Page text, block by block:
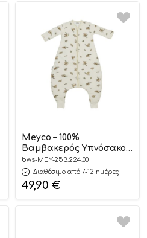
Meyco – 100%
Βαμβακερός Υπνόσακος
με Ποδαράκια και
Μανίκια Robin 92-104cm
bws-MEY-253.224.00
Διαθέσιμο από 7-12 ημέρες
49,90 €